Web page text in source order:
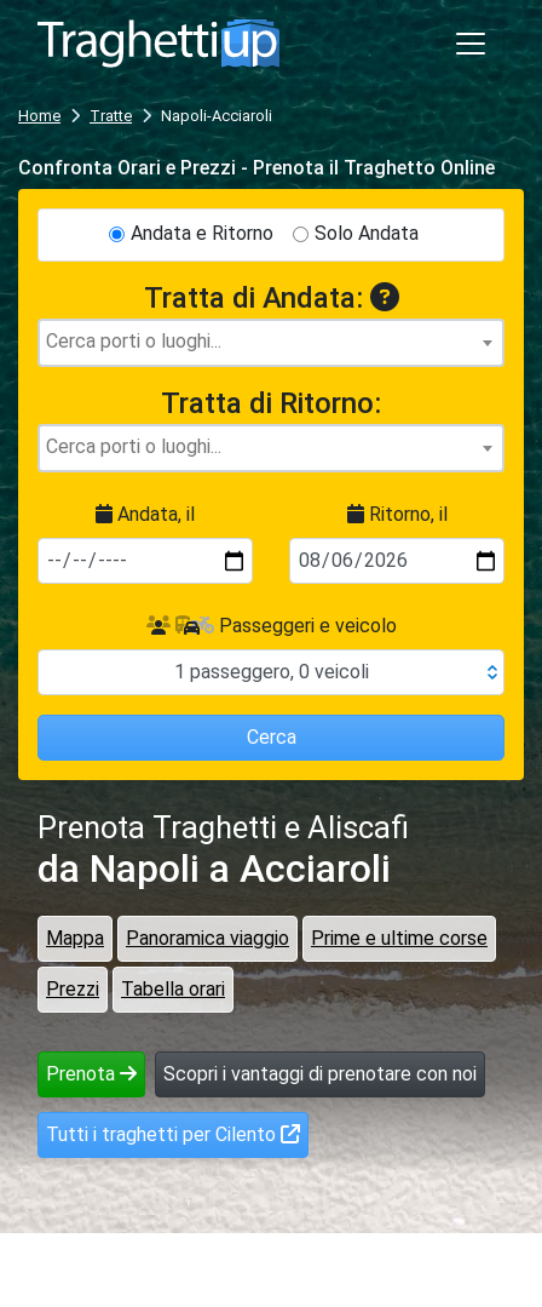
Home Tratte Napoli-Acciaroli
Prenota Traghetti e Aliscafi
da Napoli a Acciaroli
Mappa Panoramica viaggio Prime e ultime corse
Prezzi Tabella orari
Prenota Scopri i vantaggi di prenotare con noi
Tutti i traghetti per Cilento
Confronta Orari e Prezzi - Prenota il Traghetto Online
Andata e Ritorno Solo Andata
Tratta di Andata:
Tratta di Ritorno:
Andata, il Ritorno, il
Passeggeri e veicolo
1 passeggero, 0 veicoli
Cerca